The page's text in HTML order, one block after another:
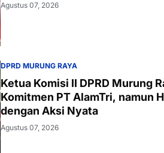
Agustus 07, 2026
DPRD MURUNG RAYA
Ketua Komisi II DPRD Murung
Komitmen PT AlamTri, namun Harus Dibuktikan
dengan Aksi Nyata
Agustus 07, 2026